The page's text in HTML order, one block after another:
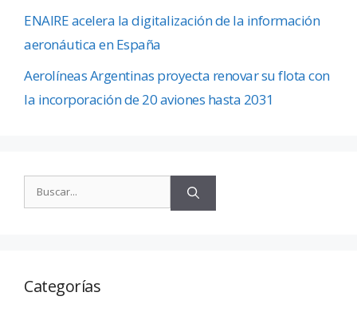
ENAIRE acelera la digitalización de la información
aeronáutica en España
Aerolíneas Argentinas proyecta renovar su flota con
la incorporación de 20 aviones hasta 2031
Categorías